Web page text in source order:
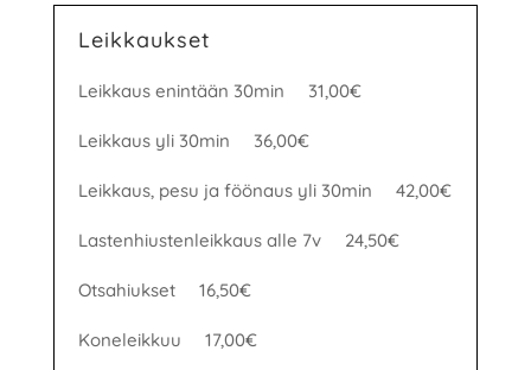
Leikkaukset
Leikkaus enintään 30min 31,00€
Leikkaus yli 30min 36,00€
Leikkaus, pesu ja föönaus yli 30min 42,00€
Lastenhiustenleikkaus alle 7v 24,50€
Otsahiukset 16,50€
Koneleikkuu 17,00€